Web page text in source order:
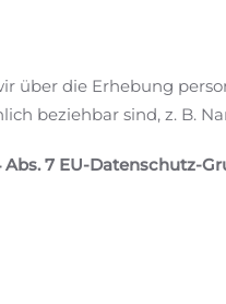
über die Erhebung
beziehbar sind, z. B.
7 EU-Datenschutz-